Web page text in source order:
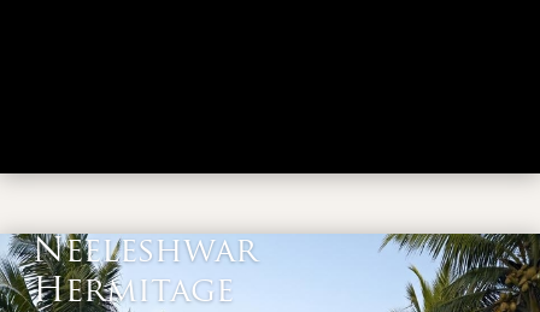
Neeleshwar
Hermitage